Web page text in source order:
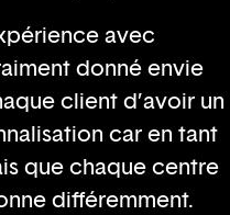
avec
donné envie
client d’avoir un
car en tant
que chaque centre
différemment.